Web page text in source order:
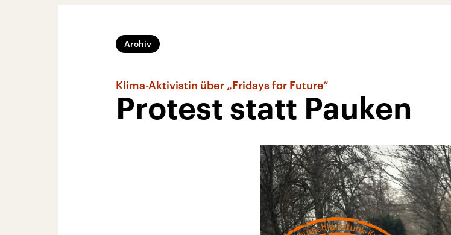
Archiv
Klima-Aktivistin über „Fridays for Future“
Protest statt Pauken